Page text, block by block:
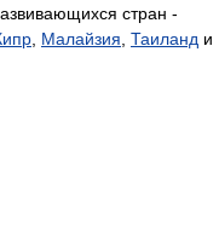
стран -
Малайзия Таиланд и